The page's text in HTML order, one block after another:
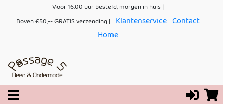
Voor 16:00 uur besteld, morgen in huis |
Boven €50,-- GRATIS verzending | Klantenservice Contact
Home